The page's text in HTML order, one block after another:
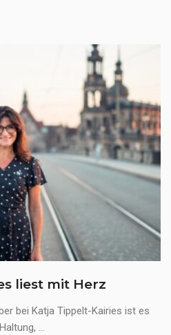
liest mit Herz
bei Katja Tippelt-Kairies ist es
...